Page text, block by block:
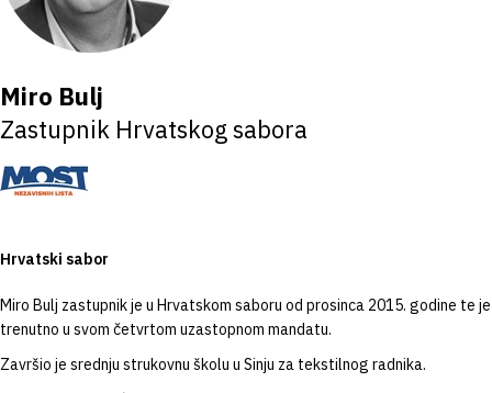
Miro Bulj
Zastupnik Hrvatskog sabora
Hrvatski sabor
Miro Bulj zastupnik je u Hrvatskom saboru od prosinca 2015. godine te je
trenutno u svom četvrtom uzastopnom mandatu.
Završio je srednju strukovnu školu u Sinju za tekstilnog radnika.